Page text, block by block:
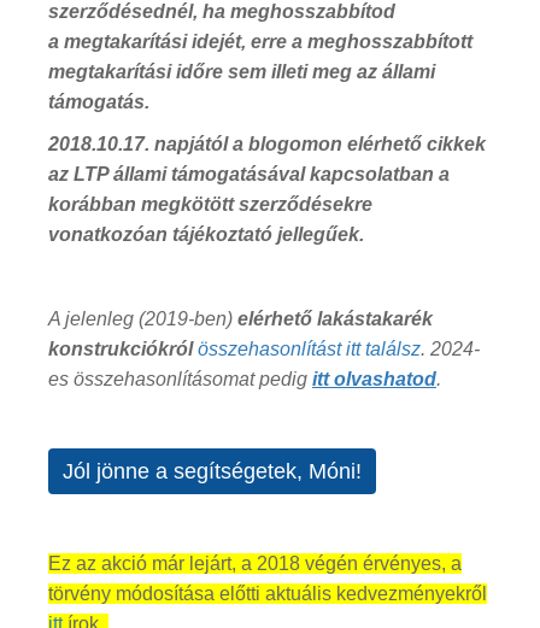
szerződésednél, ha meghosszabbítod
a megtakarítási idejét, erre a meghosszabbított
megtakarítási időre sem illeti meg az állami
támogatás.
2018.10.17. napjától a blogomon elérhető cikkek
az LTP állami támogatásával kapcsolatban a
korábban megkötött szerződésekre
vonatkozóan tájékoztató jellegűek.
A jelenleg (2019-ben) elérhető lakástakarék
konstrukciókról összehasonlítást itt találsz. 2024-
es összehasonlításomat pedig itt olvashatod.
Jól jönne a segítségetek, Móni!
Ez az akció már lejárt, a 2018 végén érvényes, a
törvény módosítása előtti aktuális kedvezményekről
itt írok.